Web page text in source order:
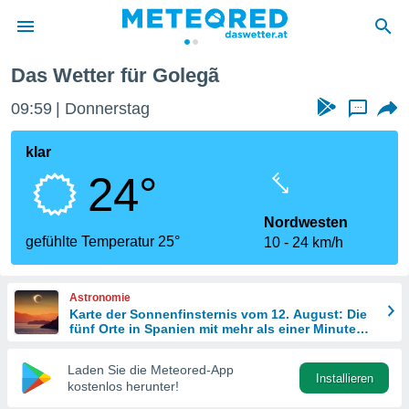
wurde
dass
sind.
diese
Das Wetter für Golegã
09:59 Donnerstag ...
klar
24°
gefühlte Temperatur 25°
Nordwesten
10
24 km/h
Astronomie
Karte der Sonnenfinsternis vom 12. August: Die
fünf Orte in Spanien mit mehr als einer Minute
Laden Sie die Meteored-App
kostenlos herunter!
Installieren